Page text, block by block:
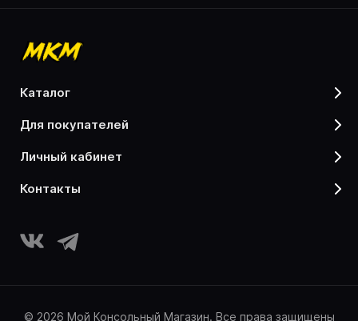
каталог
для покупателей
личный кабинет
контакты
© 2026 Мой Консольный Магазин. Все права защищены